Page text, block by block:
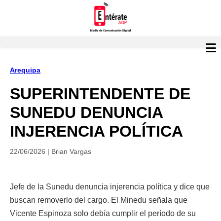
Arequipa
SUPERINTENDENTE DE
SUNEDU DENUNCIA
INJERENCIA POLÍTICA
22/06/2026 | Brian Vargas
Jefe de la Sunedu denuncia injerencia política y dice que
buscan removerlo del cargo. El Minedu señala que
Vicente Espinoza solo debía cumplir el período de su